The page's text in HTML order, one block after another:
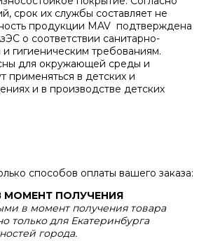
срок их службы составляет не
продукции MAV подтверждена
о соответствии санитарно-
гигиеническим требованиям.
для окружающей среды и
применяться в детских и
и в производстве детских
способов оплаты вашего заказа:
МОМЕНТ ПОЛУЧЕНИЯ
в момент получения товара
только для Екатеринбурга
города.